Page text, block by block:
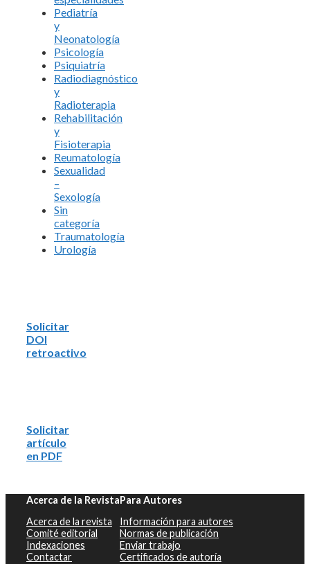
Pediatría
y
Neonatología
Psicología
Psiquiatría
Radiodiagnóstico
y
Radioterapia
Rehabilitación
y
Fisioterapia
Reumatología
Sexualidad
–
Sexología
Sin
categoría
Traumatología
Urología
Solicitar
DOI
retroactivo
Solicitar
artículo
en PDF
Acerca de la Revista
Acerca de la revista
Comité editorial
Indexaciones
Contactar
Para Autores
Información para autores
Normas de publicación
Enviar trabajo
Certificados de autoría